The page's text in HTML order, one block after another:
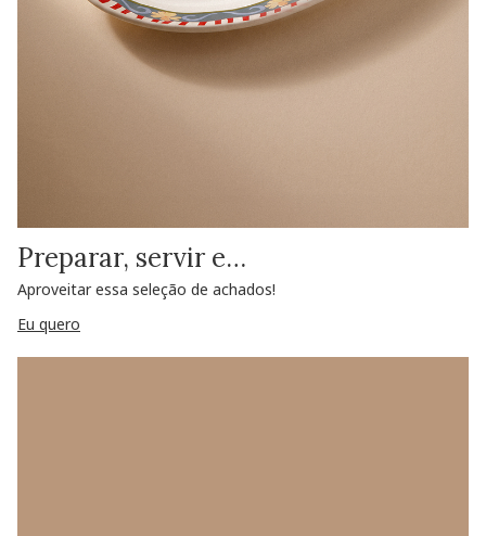
Preparar, servir e…
Aproveitar essa seleção de achados!
Eu quero